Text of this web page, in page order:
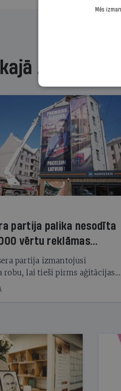
žurnālā
partija palika nesodīta
vērtu reklāmas
partija izmantojusi
robu, lai tieši pirms aģitācijas
par summu, kas
Mēs